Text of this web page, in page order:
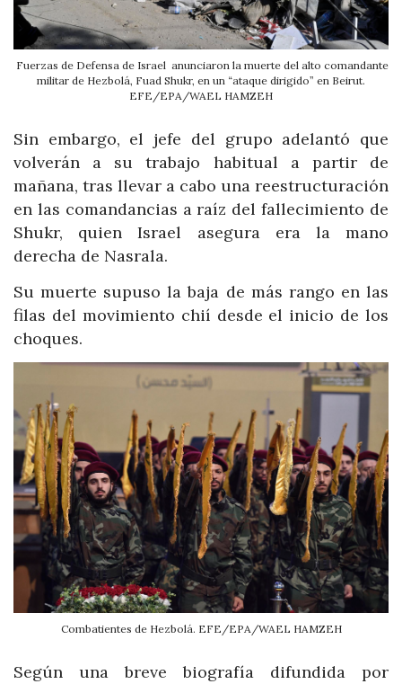
Fuerzas de Defensa de Israel anunciaron la muerte del alto comandante
militar de Hezbolá, Fuad Shukr, en un “ataque dirigido” en Beirut.
EFE/EPA/WAEL HAMZEH
Sin embargo, el jefe del grupo adelantó que
volverán a su trabajo habitual a partir de
mañana, tras llevar a cabo una reestructuración
en las comandancias a raíz del fallecimiento de
Shukr, quien Israel asegura era la mano
derecha de Nasrala.
Su muerte supuso la baja de más rango en las
filas del movimiento chií desde el inicio de los
choques.
Combatientes de Hezbolá. EFE/EPA/WAEL HAMZEH
Según una breve biografía difundida por